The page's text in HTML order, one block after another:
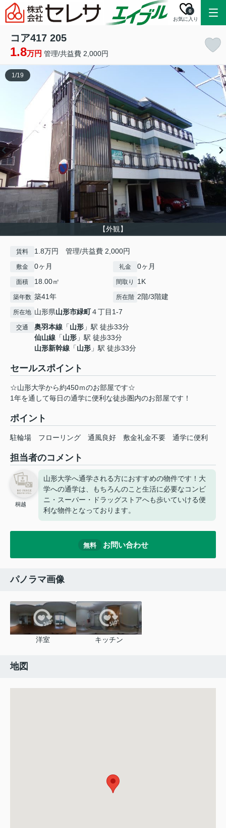
お気に入り
0
コア417 205
1.8万円 管理/共益費 2,000円
【外観】
1/19
賃料 1.8万円 管理/共益費 2,000円
敷金 0ヶ月 礼金 0ヶ月
面積 18.00㎡ 間取り 1K
築年数 築41年 所在階 2階/3階建
所在地 山形県山形市緑町４丁目1-7
交通 奥羽本線 「山形 」駅 徒歩33分
仙山線 「山形 」駅 徒歩33分
山形新幹線 「山形 」駅 徒歩33分
セールスポイント
☆山形大学から約450ｍのお部屋です☆
1年を通して毎日の通学に便利な徒歩圏内のお部屋です！
ポイント
駐輪場 フローリング 通風良好 敷金礼金不要 通学に便利
担当者のコメント
桐越
山形大学へ通学される方におすすめの物件です！大
学への通学は、もちろんのこと生活に必要なコンビ
ニ・スーパー・ドラッグストアへも歩いていける便
利な物件となっております。
無料 お問い合わせ
パノラマ画像
洋室 キッチン
地図